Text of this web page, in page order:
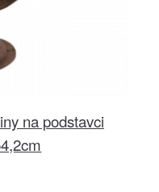
na podstavci